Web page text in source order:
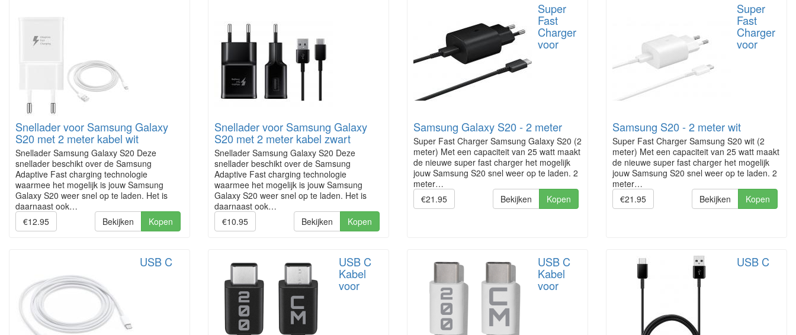
Snellader voor Samsung Galaxy
S20 met 2 meter kabel wit
Snellader Samsung Galaxy S20 Deze
snellader beschikt over de Samsung
Adaptive Fast charging technologie
waarmee het mogelijk is jouw Samsung
Galaxy S20 weer snel op te laden. Het is
daarnaast ook…
€12.95
Bekijken Kopen
Snellader voor Samsung Galaxy
S20 met 2 meter kabel zwart
Snellader Samsung Galaxy S20 Deze
snellader beschikt over de Samsung
Adaptive Fast charging technologie
waarmee het mogelijk is jouw Samsung
Galaxy S20 weer snel op te laden. Het is
daarnaast ook…
€10.95
Bekijken Kopen
Super
Fast
Charger
voor
Samsung Galaxy S20 - 2 meter
Super Fast Charger Samsung Galaxy S20 (2
meter) Met een capaciteit van 25 watt maakt
de nieuwe super fast charger het mogelijk
jouw Samsung S20 snel weer op te laden. 2
meter…
€21.95
Bekijken Kopen
Super
Fast
Charger
voor
Samsung S20 - 2 meter wit
Super Fast Charger Samsung S20 wit (2
meter) Met een capaciteit van 25 watt maakt
de nieuwe super fast charger het mogelijk
jouw Samsung S20 snel weer op te laden. 2
meter…
€21.95
Bekijken Kopen
USB C USB C
Kabel
voor
USB C
Kabel
voor
USB C